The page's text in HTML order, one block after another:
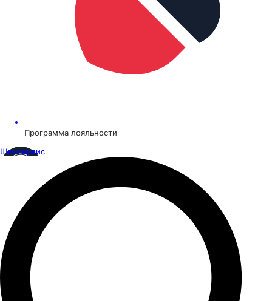
Программа лояльности
Шинсервис